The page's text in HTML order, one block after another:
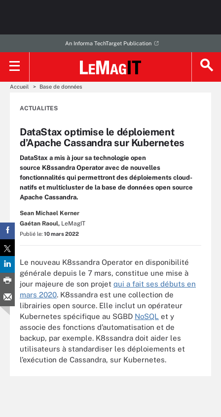
An Informa TechTarget Publication
Accueil Base de données
ACTUALITES
DataStax optimise le déploiement
d’Apache Cassandra sur Kubernetes
DataStax a mis à jour sa technologie open
source K8ssandra Operator avec de nouvelles
fonctionnalités qui permettront des déploiements cloud-
natifs et multicluster de la base de données open source
Apache Cassandra.
Sean Michael Kerner
Gaétan Raoul, LeMagIT
Publié le: 10 mars 2022
Le nouveau K8ssandra Operator en disponibilité
générale depuis le 7 mars, constitue une mise à
jour majeure de son projet qui a fait ses débuts en
mars 2020. K8ssandra est une collection de
librairies open source. Elle inclut un opérateur
Kubernetes spécifique au SGBD NoSQL et y
associe des fonctions d’automatisation et de
backup, par exemple. K8ssandra doit aider les
utilisateurs à standardiser les déploiements et
l’exécution de Cassandra, sur Kubernetes.